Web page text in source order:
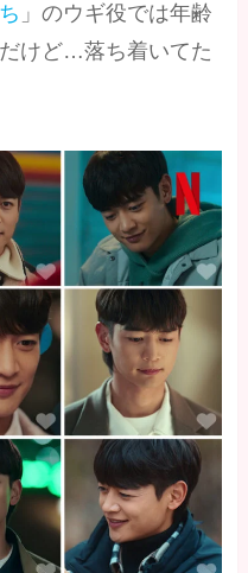
」のウギ役では年齢
けど…落ち着いてた